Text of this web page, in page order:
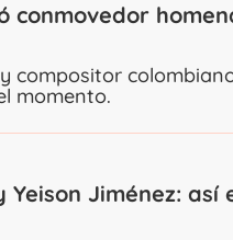
conmovedor
compositor
momento.
Yeison Jiménez: